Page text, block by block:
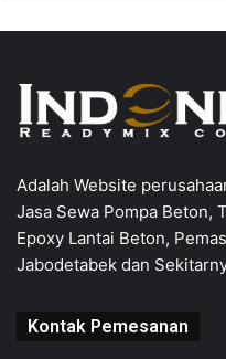
Adalah Website
Jasa Sewa Pompa Beton,
Epoxy Lantai Beton,
Jabodetabek dan
Kontak Pemesanan